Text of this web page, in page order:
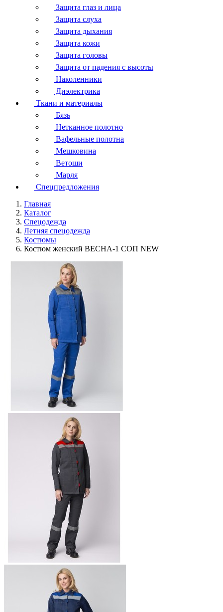
Защита глаз и лица
Защита слуха
Защита дыхания
Защита кожи
Защита головы
Защита от падения с высоты
Наколенники
Диэлектрика
Ткани и материалы
Бязь
Нетканное полотно
Вафельные полотна
Мешковина
Ветоши
Марля
Спецпредложения
Главная
Каталог
Спецодежда
Летняя спецодежда
Костюмы
Костюм женский ВЕСНА-1 СОП NEW